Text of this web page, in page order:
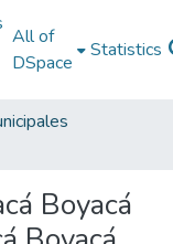
All of
DSpace
Statistics
Boyacá